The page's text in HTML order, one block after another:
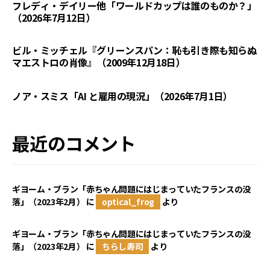
フレディ・デイリー他「ワールドカップは誰のものか？」
（2026年7月12日）
ビル・ミッチェル『グリーンスパン：恥も引き際も知らぬ
マエストロの肖像』（2009年12月18日）
ノア・スミス「AI と雇用の現況」（2026年7月1日）
最近のコメント
ギヨーム・ブラン「赤ちゃん問題にはじまっていたフランスの没
落」（2023年2月） に optical_frog より
ギヨーム・ブラン「赤ちゃん問題にはじまっていたフランスの没
落」（2023年2月） に ちらし寿司 より